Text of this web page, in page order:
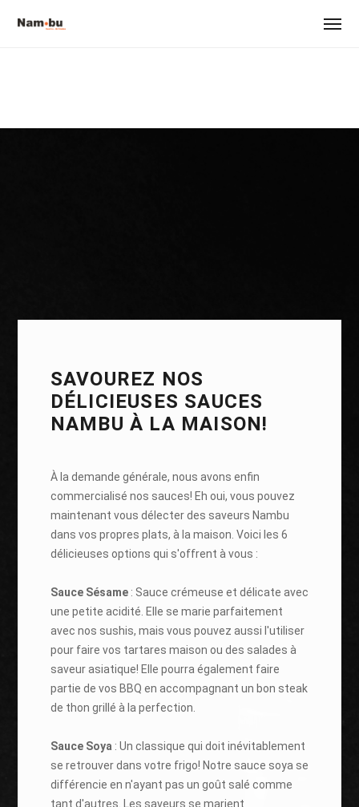
SAVOUREZ NOS
DÉLICIEUSES SAUCES
NAMBU À LA MAISON!
À la demande générale, nous avons enfin
commercialisé nos sauces! Eh oui, vous pouvez
maintenant vous délecter des saveurs Nambu
dans vos propres plats, à la maison. Voici les 6
délicieuses options qui s'offrent à vous :
Sauce Sésame: Sauce crémeuse et délicate avec
une petite acidité. Elle se marie parfaitement
avec nos sushis, mais vous pouvez aussi l'utiliser
pour faire vos tartares maison ou des salades à
saveur asiatique! Elle pourra également faire
partie de vos BBQ en accompagnant un bon steak
de thon grillé à la perfection.
Sauce Soya : Un classique qui doit inévitablement
se retrouver dans votre frigo! Notre sauce soya se
différencie en n'ayant pas un goût salé comme
tant d'autres. Les saveurs se marient